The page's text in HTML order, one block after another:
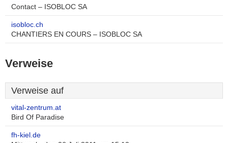
Contact – ISOBLOC SA
isobloc.ch
CHANTIERS EN COURS – ISOBLOC SA
Verweise
Verweise auf
vital-zentrum.at
Bird Of Paradise
fh-kiel.de